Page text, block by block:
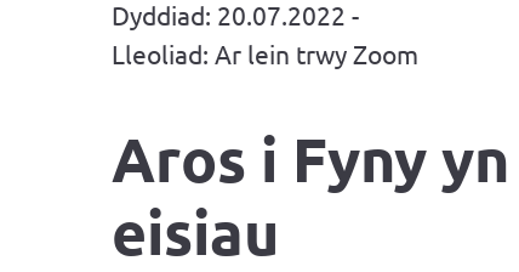
Dyddiad: 20.07.2022 -
Lleoliad: Ar lein trwy Zoom
Aros i Fyny
eisiau